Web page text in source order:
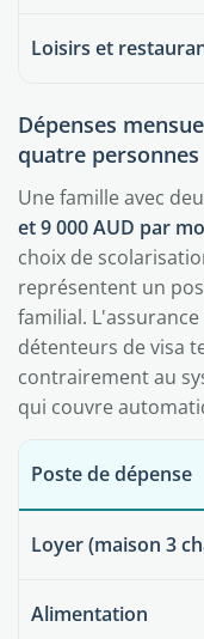
Loisirs et
Dépenses
quatre personnes
Une famille avec
et 9 000 AUD par
choix de
représentent un
familial.
détenteurs de visa
contrairement au
qui couvre
Poste de dépense
Loyer (maison 3
Alimentation